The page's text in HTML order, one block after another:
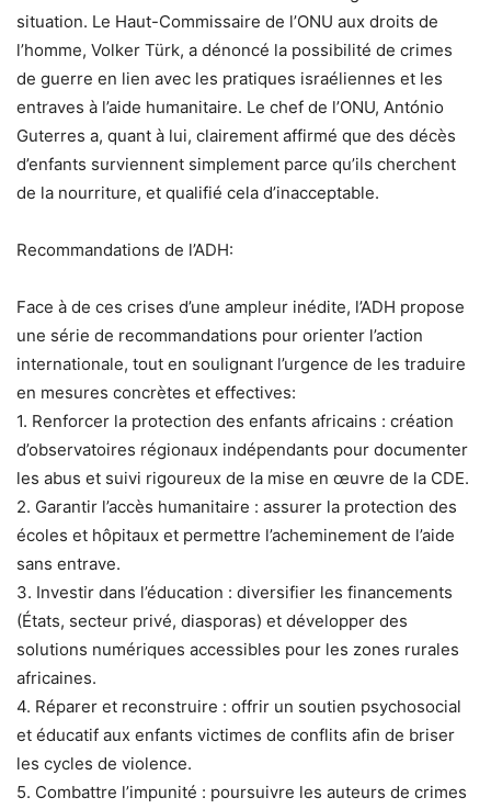
situation. Le Haut-Commissaire de l’ONU aux droits de
l’homme, Volker Türk, a dénoncé la possibilité de crimes
de guerre en lien avec les pratiques israéliennes et les
entraves à l’aide humanitaire. Le chef de l’ONU, António
Guterres a, quant à lui, clairement affirmé que des décès
d’enfants surviennent simplement parce qu’ils cherchent
de la nourriture, et qualifié cela d’inacceptable.
Recommandations de l’ADH:
Face à de ces crises d’une ampleur inédite, l’ADH propose
une série de recommandations pour orienter l’action
internationale, tout en soulignant l’urgence de les traduire
en mesures concrètes et effectives:
1. Renforcer la protection des enfants africains : création
d’observatoires régionaux indépendants pour documenter
les abus et suivi rigoureux de la mise en œuvre de la CDE.
2. Garantir l’accès humanitaire : assurer la protection des
écoles et hôpitaux et permettre l’acheminement de l’aide
sans entrave.
3. Investir dans l’éducation : diversifier les financements
(États, secteur privé, diasporas) et développer des
solutions numériques accessibles pour les zones rurales
africaines.
4. Réparer et reconstruire : offrir un soutien psychosocial
et éducatif aux enfants victimes de conflits afin de briser
les cycles de violence.
5. Combattre l’impunité : poursuivre les auteurs de crimes